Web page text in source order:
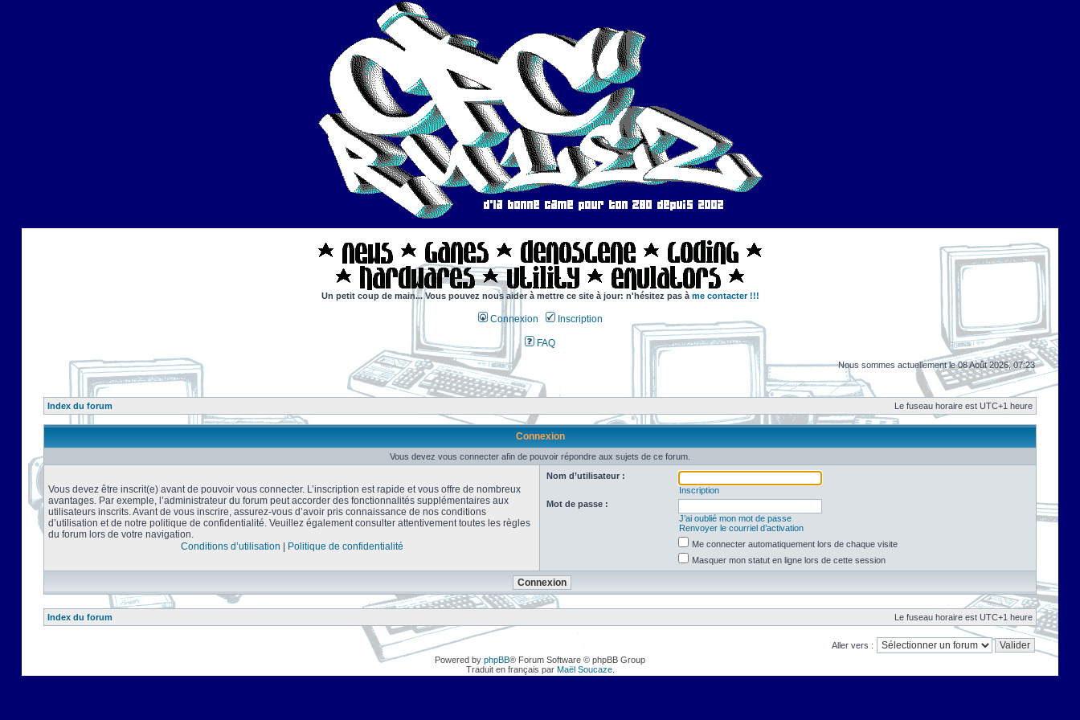
Un petit coup de main... Vous pouvez nous aider à mettre ce site à jour: n'hésitez pas à me contacter !!!
Connexion Inscription
FAQ
Nous sommes actuellement le 08 Août 2026, 07:23
Index du forum Le fuseau horaire est UTC+1 heure
Connexion
Vous devez vous connecter afin de pouvoir répondre aux sujets de ce forum.
Vous devez être inscrit(e) avant de pouvoir vous connecter. L’inscription est rapide et vous offre de nombreux
avantages. Par exemple, l’administrateur du forum peut accorder des fonctionnalités supplémentaires aux
utilisateurs inscrits. Avant de vous inscrire, assurez-vous d’avoir pris connaissance de nos conditions
d’utilisation et de notre politique de confidentialité. Veuillez également consulter attentivement toutes les règles
du forum lors de votre navigation.
Conditions d’utilisation
Politique de confidentialité
Nom d’utilisateur :
Inscription
Mot de passe :
J’ai oublié mon mot de passe
Renvoyer le courriel d’activation
Me connecter automatiquement lors de chaque visite
Masquer mon statut en ligne lors de cette session
Index du forum Le fuseau horaire est UTC+1 heure
Aller vers :
Powered by phpBB® Forum Software © phpBB Group
Traduit en français par Maël Soucaze.